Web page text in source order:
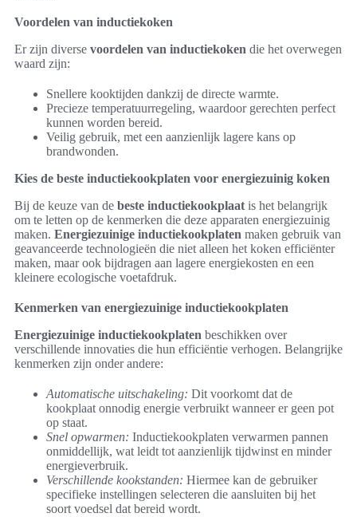
Voordelen van inductiekoken
Er zijn diverse voordelen van inductiekoken die het overwegen
waard zijn:
Snellere kooktijden dankzij de directe warmte.
Precieze temperatuurregeling, waardoor gerechten perfect
kunnen worden bereid.
Veilig gebruik, met een aanzienlijk lagere kans op
brandwonden.
Kies de beste inductiekookplaten voor energiezuinig koken
Bij de keuze van de beste inductiekookplaat is het belangrijk
om te letten op de kenmerken die deze apparaten energiezuinig
maken. Energiezuinige inductiekookplaten maken gebruik van
geavanceerde technologieën die niet alleen het koken efficiënter
maken, maar ook bijdragen aan lagere energiekosten en een
kleinere ecologische voetafdruk.
Kenmerken van energiezuinige inductiekookplaten
Energiezuinige inductiekookplaten beschikken over
verschillende innovaties die hun efficiëntie verhogen. Belangrijke
kenmerken zijn onder andere:
Automatische uitschakeling: Dit voorkomt dat de
kookplaat onnodig energie verbruikt wanneer er geen pot
op staat.
Snel opwarmen: Inductiekookplaten verwarmen pannen
onmiddellijk, wat leidt tot aanzienlijk tijdwinst en minder
energieverbruik.
Verschillende kookstanden: Hiermee kan de gebruiker
specifieke instellingen selecteren die aansluiten bij het
soort voedsel dat bereid wordt.